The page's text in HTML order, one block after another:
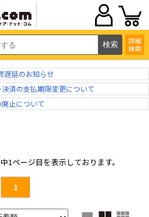
詳細
検索
遅延のお知らせ
済の支払期限変更について
止について
1ページ目を表示しております。
1